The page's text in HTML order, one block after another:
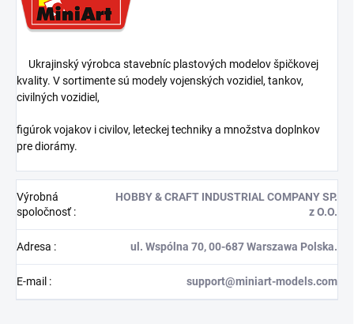
Ukrajinský výrobca stavebníc plastových modelov špičkovej
kvality. V sortimente sú modely vojenských vozidiel, tankov,
civilných vozidiel,
figúrok vojakov i civilov, leteckej techniky a množstva doplnkov
pre diorámy.
Výrobná
spoločnosť:
HOBBY & CRAFT INDUSTRIAL COMPANY SP.
z O.O.
Adresa : ul. Wspólna 70, 00-687 Warszawa Polska.
E-mail : support@miniart-models.com